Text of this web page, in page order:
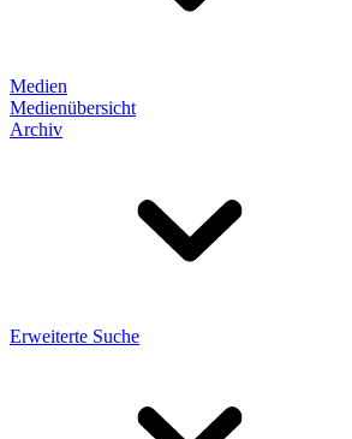
Medien
Medienübersicht
Archiv
Erweiterte Suche